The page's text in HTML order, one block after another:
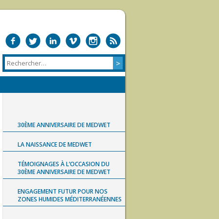
30ÈME ANNIVERSAIRE DE MEDWET
LA NAISSANCE DE MEDWET
TÉMOIGNAGES À L’OCCASION DU
30ÈME ANNIVERSAIRE DE MEDWET
ENGAGEMENT FUTUR POUR NOS
ZONES HUMIDES MÉDITERRANÉENNES